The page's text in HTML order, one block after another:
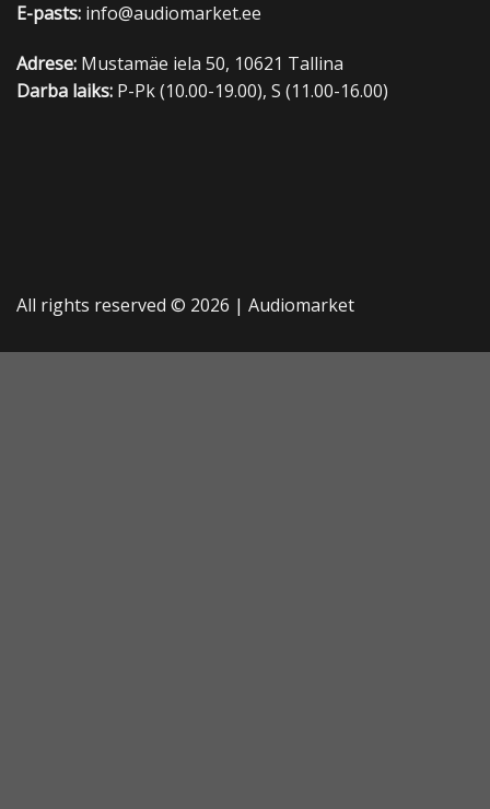
E-pasts: info@audiomarket.ee
Adrese: Mustamäe iela 50, 10621 Tallina
Darba laiks: P-Pk (10.00-19.00), S (11.00-16.00)
All rights reserved © 2026 | Audiomarket